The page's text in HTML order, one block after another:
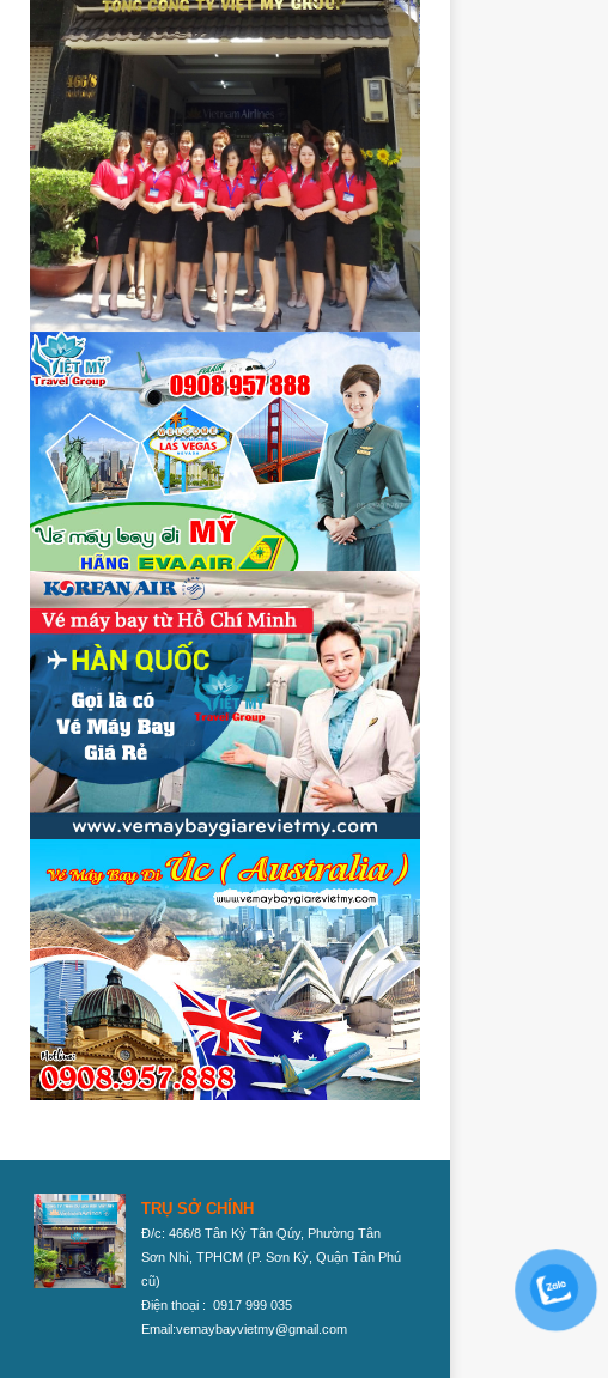
TRỤ SỞ CHÍNH
Đ/c: 466/8 Tân Kỳ Tân Qúy, Phường Tân
Sơn Nhì, TPHCM (P. Sơn Kỳ, Quận Tân Phú
cũ)
Điện thoại : 0917 999 035
Email:vemaybayvietmy@gmail.com